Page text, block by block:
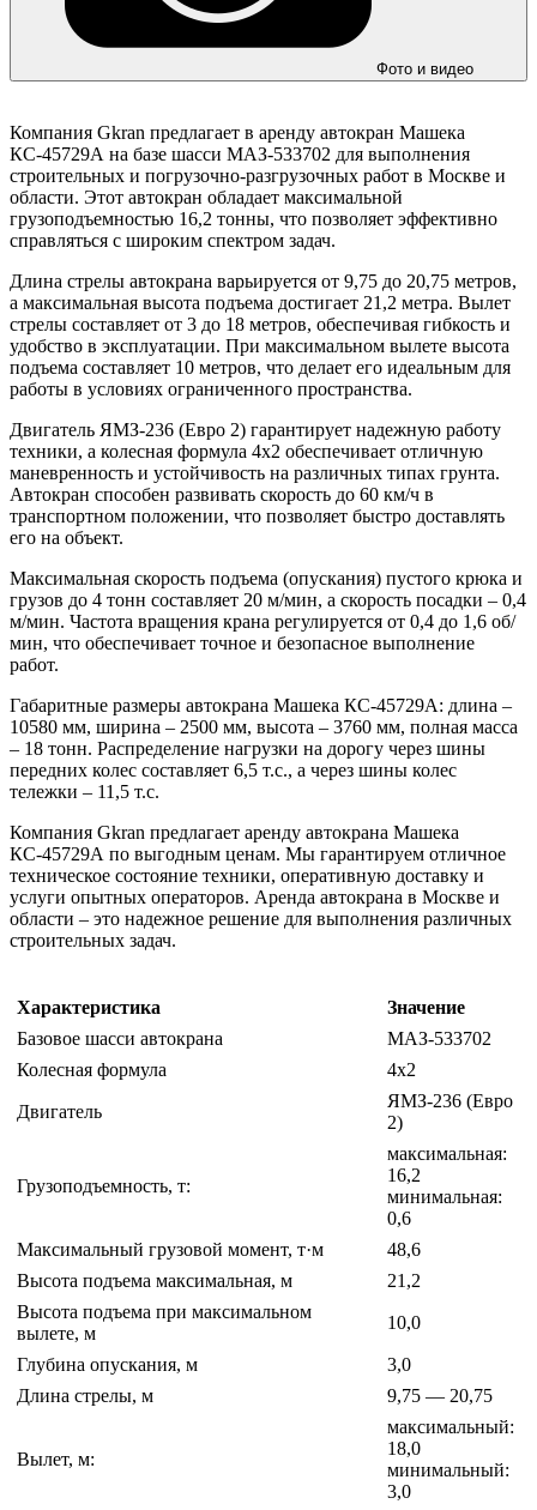
Фото и видео
Компания Gkran предлагает в аренду автокран Машека
КС-45729А на базе шасси МАЗ-533702 для выполнения
строительных и погрузочно-разгрузочных работ в Москве и
области. Этот автокран обладает максимальной
грузоподъемностью 16,2 тонны, что позволяет эффективно
справляться с широким спектром задач.
Длина стрелы автокрана варьируется от 9,75 до 20,75 метров,
а максимальная высота подъема достигает 21,2 метра. Вылет
стрелы составляет от 3 до 18 метров, обеспечивая гибкость и
удобство в эксплуатации. При максимальном вылете высота
подъема составляет 10 метров, что делает его идеальным для
работы в условиях ограниченного пространства.
Двигатель ЯМЗ-236 (Евро 2) гарантирует надежную работу
техники, а колесная формула 4х2 обеспечивает отличную
маневренность и устойчивость на различных типах грунта.
Автокран способен развивать скорость до 60 км/ч в
транспортном положении, что позволяет быстро доставлять
его на объект.
Максимальная скорость подъема (опускания) пустого крюка и
грузов до 4 тонн составляет 20 м/мин, а скорость посадки – 0,4
м/мин. Частота вращения крана регулируется от 0,4 до 1,6 об/
мин, что обеспечивает точное и безопасное выполнение
работ.
Габаритные размеры автокрана Машека КС-45729А: длина –
10580 мм, ширина – 2500 мм, высота – 3760 мм, полная масса
– 18 тонн. Распределение нагрузки на дорогу через шины
передних колес составляет 6,5 т.с., а через шины колес
тележки – 11,5 т.с.
Компания Gkran предлагает аренду автокрана Машека
КС-45729А по выгодным ценам. Мы гарантируем отличное
техническое состояние техники, оперативную доставку и
услуги опытных операторов. Аренда автокрана в Москве и
области – это надежное решение для выполнения различных
строительных задач.
Характеристика
Значение
Базовое шасси автокрана
МАЗ-533702
Колесная формула
4х2
Двигатель
ЯМЗ-236 (Евро
2)
Грузоподъемность, т:
максимальная:
16,2
минимальная:
0,6
Максимальный грузовой момент, т·м
48,6
Высота подъема максимальная, м
21,2
Высота подъема при максимальном
вылете, м
10,0
Глубина опускания, м
3,0
Длина стрелы, м
9,75 — 20,75
Вылет, м:
максимальный:
18,0
минимальный:
3,0